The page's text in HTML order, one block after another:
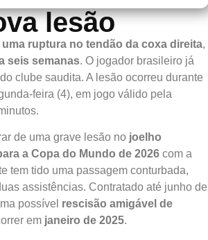
lesão
uma ruptura no tendão da coxa direita,
seis semanas. O jogador brasileiro já
clube saudita. A lesão ocorreu durante
feira (4), em jogo válido pela
de uma grave lesão no joelho
a Copa do Mundo de 2026 com a
tem tido uma passagem conturbada,
assistências. Contratado até junho de
possível rescisão amigável de
em janeiro de 2025.